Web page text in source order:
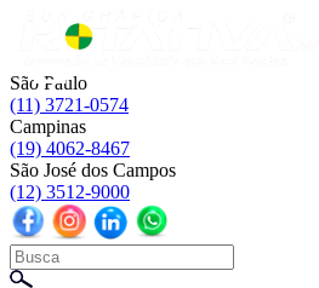
São Paulo
(11) 3721-0574
Campinas
(19) 4062-8467
São José dos Campos
(12) 3512-9000
☰